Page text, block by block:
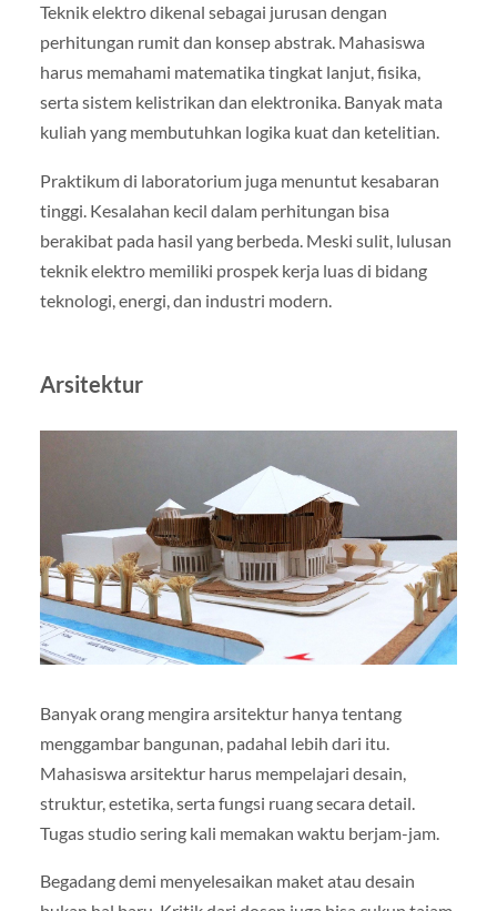
Teknik elektro dikenal sebagai jurusan dengan
perhitungan rumit dan konsep abstrak. Mahasiswa
harus memahami matematika tingkat lanjut, fisika,
serta sistem kelistrikan dan elektronika. Banyak mata
kuliah yang membutuhkan logika kuat dan ketelitian.
Praktikum di laboratorium juga menuntut kesabaran
tinggi. Kesalahan kecil dalam perhitungan bisa
berakibat pada hasil yang berbeda. Meski sulit, lulusan
teknik elektro memiliki prospek kerja luas di bidang
teknologi, energi, dan industri modern.
Arsitektur
Banyak orang mengira arsitektur hanya tentang
menggambar bangunan, padahal lebih dari itu.
Mahasiswa arsitektur harus mempelajari desain,
struktur, estetika, serta fungsi ruang secara detail.
Tugas studio sering kali memakan waktu berjam-jam.
Begadang demi menyelesaikan maket atau desain